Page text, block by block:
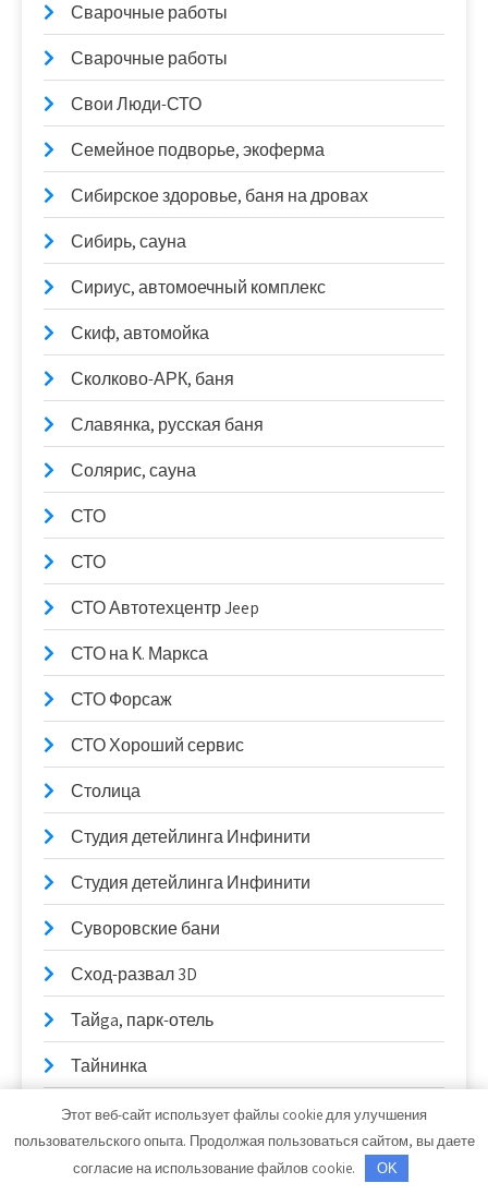
Сварочные работы
Сварочные работы
Свои Люди-СТО
Семейное подворье, экоферма
Сибирское здоровье, баня на дровах
Сибирь, сауна
Сириус, автомоечный комплекс
Скиф, автомойка
Сколково-АРК, баня
Славянка, русская баня
Солярис, сауна
СТО
СТО
СТО Автотехцентр Jeep
СТО на К. Маркса
СТО Форсаж
СТО Хороший сервис
Столица
Студия детейлинга Инфинити
Студия детейлинга Инфинити
Суворовские бани
Сход-развал 3D
Тайga, парк-отель
Тайнинка
Твой, гостинично-развлекательный комплекс
Темп, спортивный комплекс
Этот веб-сайт использует файлы cookie для улучшения
пользовательского опыта. Продолжая пользоваться сайтом, вы даете
согласие на использование файлов cookie.
OK